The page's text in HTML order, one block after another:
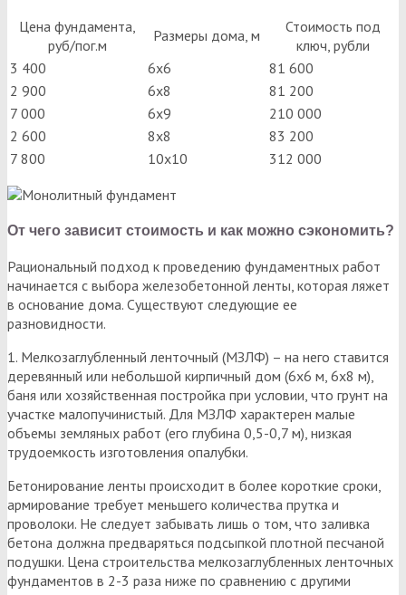
Цена фундамента,
руб/пог.м
Размеры дома, м
Стоимость под
ключ, рубли
3 400
6х6
81 600
2 900
6х8
81 200
7 000
6х9
210 000
2 600
8х8
83 200
7 800
10х10 312 000
От чего зависит стоимость и как можно сэкономить?
Рациональный подход к проведению фундаментных работ
начинается с выбора железобетонной ленты, которая ляжет
в основание дома. Существуют следующие ее
разновидности.
1. Мелкозаглубленный ленточный (МЗЛФ) – на него ставится
деревянный или небольшой кирпичный дом (6х6 м, 6х8 м),
баня или хозяйственная постройка при условии, что грунт на
участке малопучинистый. Для МЗЛФ характерен малые
объемы земляных работ (его глубина 0,5-0,7 м), низкая
трудоемкость изготовления опалубки.
Бетонирование ленты происходит в более короткие сроки,
армирование требует меньшего количества прутка и
проволоки. Не следует забывать лишь о том, что заливка
бетона должна предваряться подсыпкой плотной песчаной
подушки. Цена строительства мелкозаглубленных ленточных
фундаментов в 2-3 раза ниже по сравнению с другими